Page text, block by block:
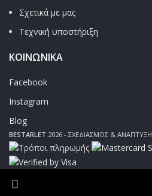
Σχετικά με μας
Τεχνική υποστήριξη
ΚΟΙΝΩΝΙΚΑ
Facebook
Instagram
Blog
BESTARLET 2026 - ΣΧΕΔΙΑΣΜΟΣ & ΑΝΑΠΤΥΞΗ